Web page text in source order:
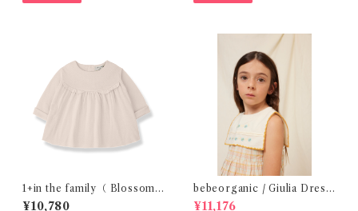
1+in the family（ Blossom
)/FINA( 12・24m )
¥10,780
bebeorganic / Giulia Dress
Lagoon Check (2-6y)
¥11,176